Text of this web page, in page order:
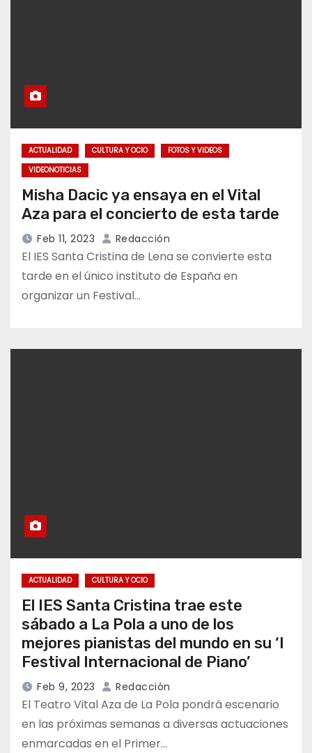
ACTUALIDAD CULTURA Y OCIO
FOTOS Y VIDEOS
VIDEONOTICIAS
Misha Dacic ya ensaya en el Vital
Aza para el concierto de esta tarde
Feb 11, 2023 Redacción
El IES Santa Cristina de Lena se convierte esta
tarde en el único instituto de España en
organizar un Festival…
ACTUALIDAD CULTURA Y OCIO
El IES Santa Cristina trae este
sábado a La Pola a uno de los
mejores pianistas del mundo en su ‘I
Festival Internacional de Piano’
Feb 9, 2023 Redacción
El Teatro Vital Aza de La Pola pondrá escenario
en las próximas semanas a diversas actuaciones
enmarcadas en el Primer…